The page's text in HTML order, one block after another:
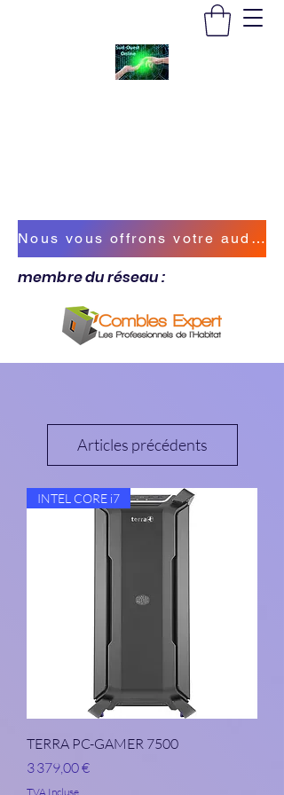
Nous vous offrons votre audit énergétique !
membre du réseau :
Articles précédents
INTEL CORE i7
TERRA PC-GAMER 7500
Prix
3 379,00 €
TVA Incluse